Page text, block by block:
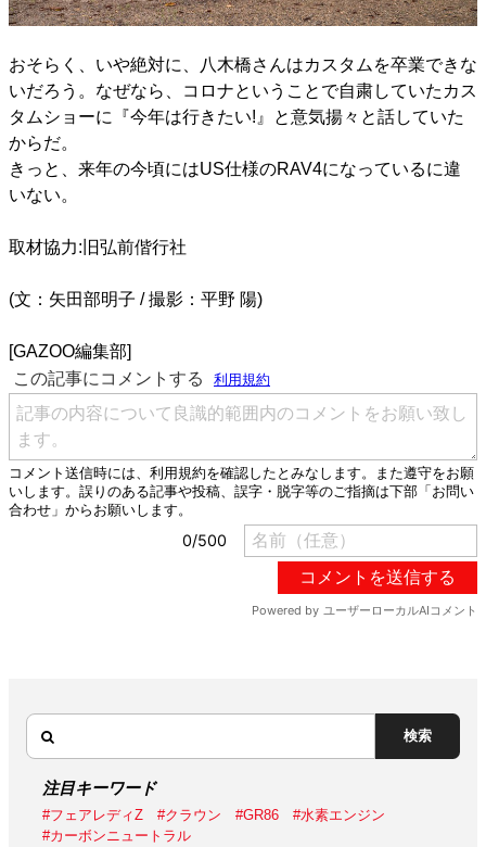
おそらく、いや絶対に、八木橋さんはカスタムを卒業できな
いだろう。なぜなら、コロナということで自粛していたカス
タムショーに『今年は行きたい!』と意気揚々と話していた
からだ。
きっと、来年の今頃にはUS仕様のRAV4になっているに違
いない。
取材協力:旧弘前偕行社
(文：矢田部明子 / 撮影：平野 陽)
[GAZOO編集部]
検索
注目キーワード
#フェアレディZ #クラウン #GR86
#水素エンジン
#カーボンニュートラル